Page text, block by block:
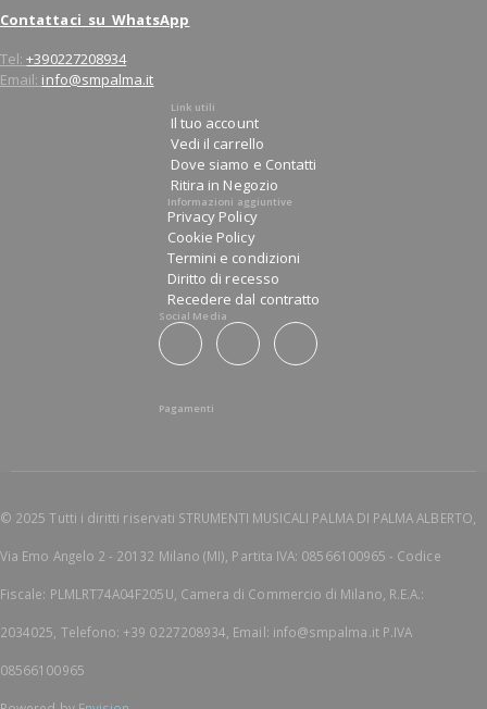
Contattaci su WhatsApp
Tel:+390227208934
Email: info@smpalma.it
Link utili
Il tuo account
Vedi il carrello
Dove siamo e Contatti
Ritira in Negozio
Informazioni aggiuntive
Privacy Policy
Cookie Policy
Termini e condizioni
Diritto di recesso
Recedere dal contratto
Social Media
Pagamenti
© 2025 Tutti i diritti riservati STRUMENTI MUSICALI PALMA DI PALMA ALBERTO,
Via Emo Angelo 2 - 20132 Milano (MI), Partita IVA: 08566100965 - Codice
Fiscale: PLMLRT74A04F205U, Camera di Commercio di Milano, R.E.A.:
2034025, Telefono: +39 0227208934, Email: info@smpalma.it P.IVA
08566100965